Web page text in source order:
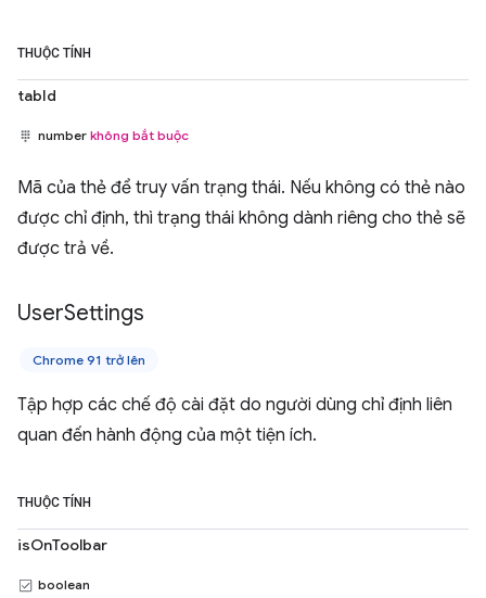
THUỘC TÍNH
tabId
number không bắt buộc
Mã của thẻ để truy vấn trạng thái. Nếu không có thẻ nào
được chỉ định, thì trạng thái không dành riêng cho thẻ sẽ
được trả về.
UserSettings
Chrome 91 trở lên
Tập hợp các chế độ cài đặt do người dùng chỉ định liên
quan đến hành động của một tiện ích.
THUỘC TÍNH
isOnToolbar
boolean